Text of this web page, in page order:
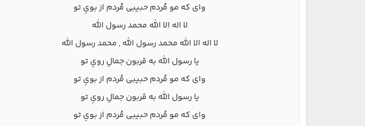
وای که مو مُردم حبیبی مُردم از بویِ تو
لا اله الا الله محمد رسول الله
لا اله الا الله محمد رسول الله , محمد رسول الله
یا رسول الله به قربون جمالِ رویِ تو
وای که مو مُردم حبیبی مُردم از بویِ تو
یا رسول الله به قربون جمالِ رویِ تو
وای که مو مُردم حبیبی مُردم از بویِ تو